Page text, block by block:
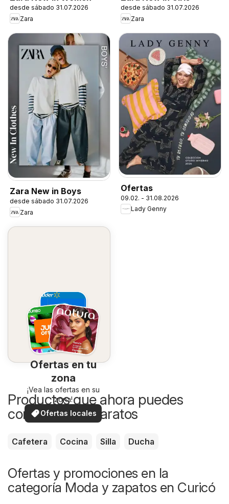
desde sábado 31.07.2026
Zara
desde sábado 31.07.2026
Zara
Zara New in Boys
desde sábado 31.07.2026
Zara
Ofertas
09.02. - 31.08.2026
Lady Genny
Ofertas en tu
zona
¡Vea las ofertas en su
zona!
Ofertas locales
Productos que ahora puedes
comprar más baratos
Cafetera Cocina Silla Ducha
Ofertas y promociones en la
categoría Moda y zapatos en Curicó